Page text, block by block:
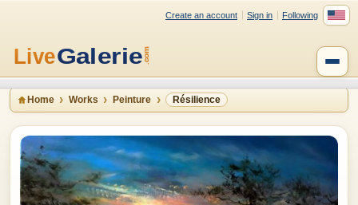
Create an account Sign in Following
Home Works Peinture Résilience